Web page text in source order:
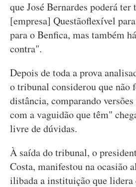
que José Bernardes poderá ter
[empresa] Questãoflexível
para o Benfica, mas também
contra".
Depois de toda a prova
o tribunal considerou que não
distância, comparando
com a vaguidão que têm"
livre de dúvidas.
À saída do tribunal, o
Costa, manifestou na ocasião
ilibada a instituição que lidera